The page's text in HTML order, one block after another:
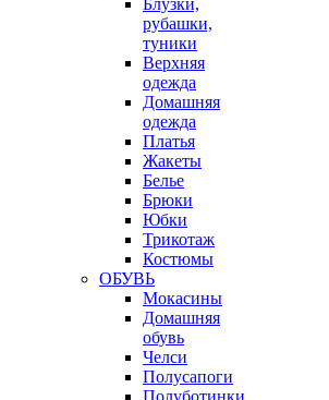
Блузки,
рубашки,
туники
Верхняя
одежда
Домашняя
одежда
Платья
Жакеты
Белье
Брюки
Юбки
Трикотаж
Костюмы
ОБУВЬ
Мокасины
Домашняя
обувь
Челси
Полусапоги
Полуботинки